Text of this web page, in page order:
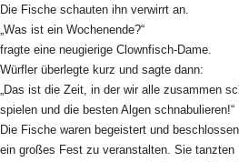
Die Fische schauten ihn verwirrt an.
„Was ist ein Wochenende?“
fragte eine neugierige Clownfisch-Dame.
Würfler überlegte kurz und sagte dann:
„Das ist die Zeit, in der wir alle zusammen
spielen und die besten Algen schnabulieren!“
Die Fische waren begeistert und
ein großes Fest zu veranstalten. Sie tanzten